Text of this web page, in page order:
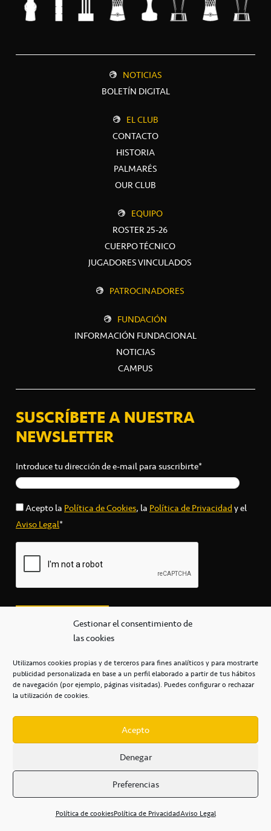
Gestionar el consentimiento de
las cookies
Utilizamos cookies propias y de terceros para fines analíticos y para mostrarte
publicidad personalizada en base a un perfil elaborado a partir de tus hábitos
de navegación (por ejemplo, páginas visitadas). Puedes configurar o rechazar
la utilización de cookies.
Acepto
Denegar
Preferencias
Política de cookiesPolítica de PrivacidadAviso Legal
NOTICIAS
BOLETÍN DIGITAL
EL CLUB
CONTACTO
HISTORIA
PALMARÉS
OUR CLUB
EQUIPO
ROSTER 25-26
CUERPO TÉCNICO
JUGADORES VINCULADOS
PATROCINADORES
FUNDACIÓN
INFORMACIÓN FUNDACIONAL
NOTICIAS
CAMPUS
SUSCRÍBETE A NUESTRA
NEWSLETTER
Introduce tu dirección de e-mail para suscribirte*
Acepto laPolítica de Cookies, laPolítica de Privacidady el
Aviso Legal*
secretaria@cbcanarias.es
+34 922 253 684
Casa del Deporte / 38108 – La Laguna
POLÍTICA DE PRIVACIDAD / POLÍTICA DE COOKIES /
AVISO LEGAL / CONDICIONES